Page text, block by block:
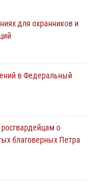
празднованию Дня
задержаны
для охранников и
в Федеральный
о
благоверных Петра